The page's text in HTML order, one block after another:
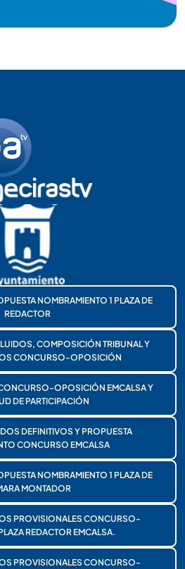
NOMBRAMIENTO 1 PLAZA DE
REDACTOR
COMPOSICIÓN TRIBUNAL Y
CONCURSO-OPOSICIÓN
OPOSICIÓN EMCALSA Y
DE PARTICIPACIÓN
DEFINITIVOS Y PROPUESTA
CONCURSO EMCALSA
NOMBRAMIENTO 1 PLAZA DE
MONTADOR
PROVISIONALES CONCURSO-
REDACTOR EMCALSA.
PROVISIONALES CONCURSO-